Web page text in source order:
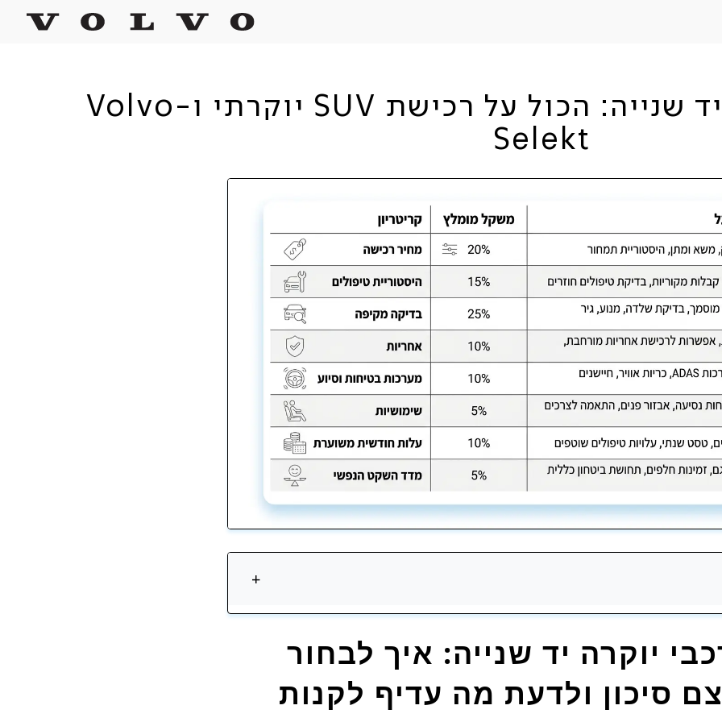
השוואת רכבי יוקרה יד שנייה: הכול על רכישת SUV יוקרתי ו-Volvo
Selekt
+
חדש?
יוקרה יד שנייה: איך לבחור
סיכון ולדעת מה עדיף לקנות